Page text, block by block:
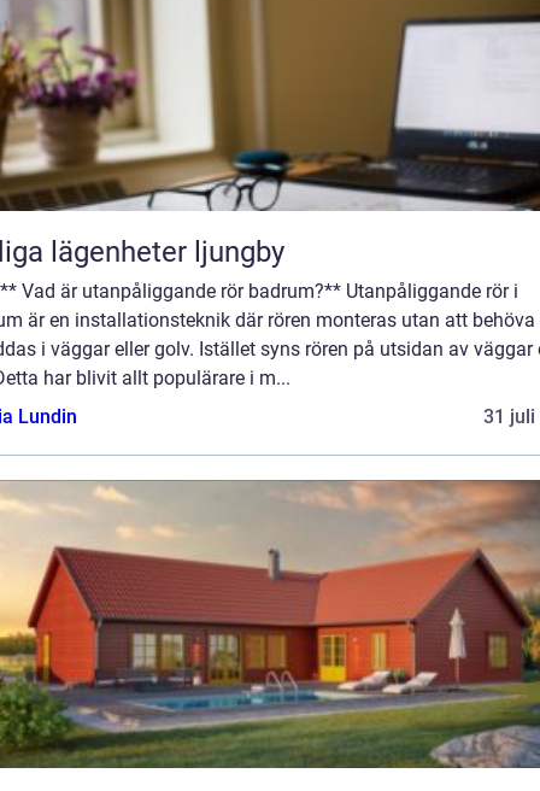
lägenheter ljungby
Vad är utanpåliggande rör badrum?** Utanpåliggande rör i
är en installationsteknik där rören monteras utan att behöva
i väggar eller golv. Istället syns rören på utsidan av väggar
har blivit allt populärare i m...
Lundin
31 juli